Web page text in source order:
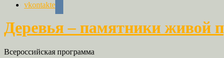
vkontakte
Деревья – памятники живой
Всероссийская программа